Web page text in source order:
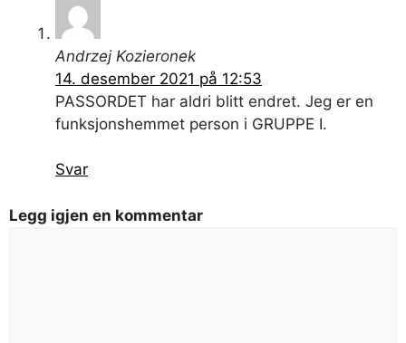
Andrzej Kozieronek
14. desember 2021 på 12:53
PASSORDET har aldri blitt endret. Jeg er en
funksjonshemmet person i GRUPPE I.
Svar
Legg igjen en kommentar